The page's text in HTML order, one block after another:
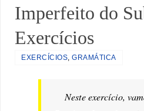
Imperfeito do
Exercícios
EXERCÍCIOS,GRAMÁTICA
Neste exercício,